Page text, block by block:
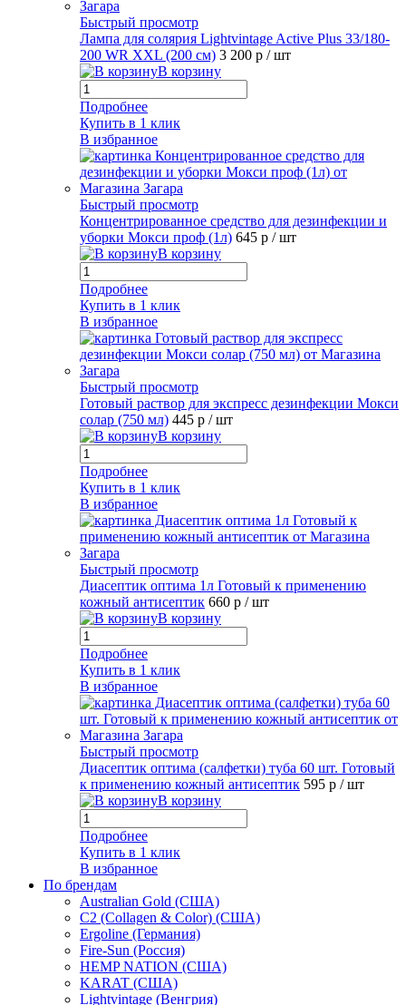
Быстрый просмотр
Лампа для солярия Lightvintage Active Plus 33/180-
200 WR XXL (200 см) 3 200 р / шт
В корзину
Подробнее
Купить в 1 клик
В избранное
Быстрый просмотр
Концентрированное средство для дезинфекции и
уборки Мокси проф (1л) 645 р / шт
В корзину
Подробнее
Купить в 1 клик
В избранное
Быстрый просмотр
Готовый раствор для экспресс дезинфекции Мокси
солар (750 мл) 445 р / шт
В корзину
Подробнее
Купить в 1 клик
В избранное
Быстрый просмотр
Диасептик оптима 1л Готовый к применению
кожный антисептик 660 р / шт
В корзину
Подробнее
Купить в 1 клик
В избранное
Быстрый просмотр
Диасептик оптима (салфетки) туба 60 шт. Готовый
к применению кожный антисептик 595 р / шт
В корзину
Подробнее
Купить в 1 клик
В избранное
По брендам
Australian Gold (США)
C2 (Collagen & Color) (США)
Ergoline (Германия)
Fire-Sun (Россия)
HEMP NATION (США)
KARAT (США)
Lightvintage (Венгрия)